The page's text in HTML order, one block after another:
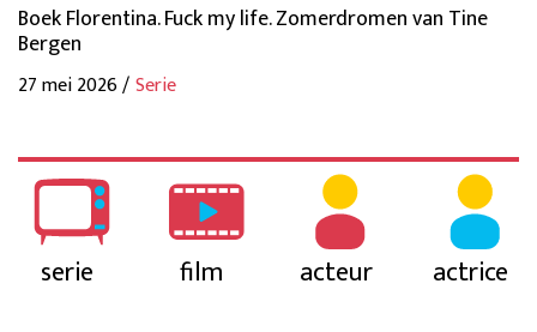
Boek Florentina. Fuck my life. Zomerdromen van Tine
Bergen
27 mei 2026 /Serie
serie film acteur actrice